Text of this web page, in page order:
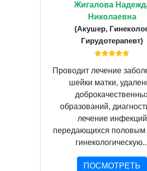
Жигалова
Николаевна
(Акушер,
Гирудотерапевт)
Проводит лечение
шейки матки,
образований,
лечение инфекций
передающихся половым
ПОСМОТРЕТЬ